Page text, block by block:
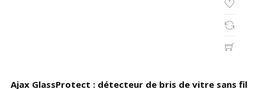
Ajax GlassProtect : détecteur de bris de vitre sans fil